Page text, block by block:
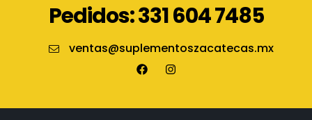
Pedidos: 331 604 7485
ventas@suplementoszacatecas.mx